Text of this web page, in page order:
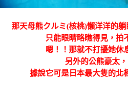
那天母熊クルミ(核桃)懶洋洋的躺
只能眼睛略瞧得見，拍
嗯！！那就不打擾她休
另外的公熊豪太，
據說它可是日本最大隻的北